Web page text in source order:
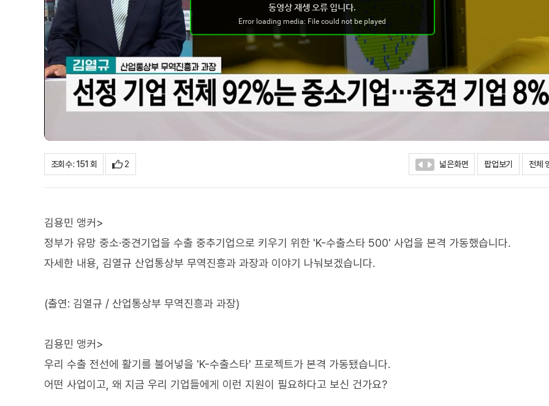
조회수 : 151 회 2 넓은화면 팝업보기 전체
김용민 앵커>
정부가 유망 중소·중견기업을 수출 중추기업으로 키우기 위한 'K-수출스타 500' 사업을 본격 가동했습니다.
자세한 내용, 김열규 산업통상부 무역진흥과 과장과 이야기 나눠보겠습니다.
(출연: 김열규 / 산업통상부 무역진흥과 과장)
김용민 앵커>
우리 수출 전선에 활기를 불어넣을 'K-수출스타' 프로젝트가 본격 가동됐습니다.
어떤 사업이고, 왜 지금 우리 기업들에게 이런 지원이 필요하다고 보신 건가요?